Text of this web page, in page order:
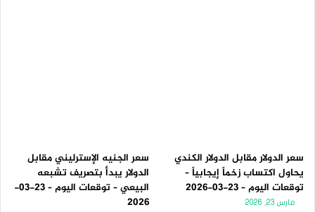
سعر الدولار مقابل الدولار الكندي
يحاول اكتساب زخماً إيجابياً –
توقعات اليوم – 23-03-2026
مارس 23, 2026
سعر الجنيه الإسترليني مقابل
الدولار يبدأ بتصريف تشبعه
البيعي – توقعات اليوم – 23-03-
2026